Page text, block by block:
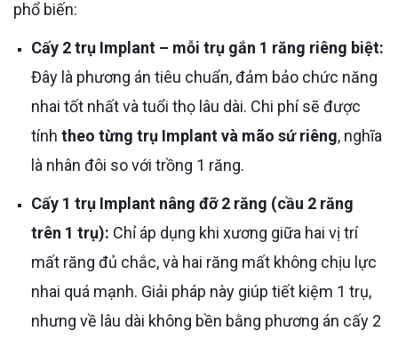
phổ biến:
Cấy 2 trụ Implant – mỗi trụ gắn 1 răng riêng biệt:
Đây là phương án tiêu chuẩn, đảm bảo chức năng
nhai tốt nhất và tuổi thọ lâu dài. Chi phí sẽ được
tính theo từng trụ Implant và mão sứ riêng, nghĩa
là nhân đôi so với trồng 1 răng.
Cấy 1 trụ Implant nâng đỡ 2 răng (cầu 2 răng
trên 1 trụ): Chỉ áp dụng khi xương giữa hai vị trí
mất răng đủ chắc, và hai răng mất không chịu lực
nhai quá mạnh. Giải pháp này giúp tiết kiệm 1 trụ,
nhưng về lâu dài không bền bằng phương án cấy 2